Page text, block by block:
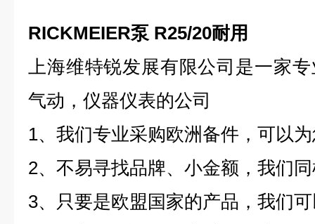
RICKMEIER泵 R25/20耐用
上海维特锐发展有限公司是一家
气动，仪器仪表的公司
1、我们专业采购欧洲备件，可以
2、不易寻找品牌、小金额，我们
3、只要是欧盟国家的产品，我们